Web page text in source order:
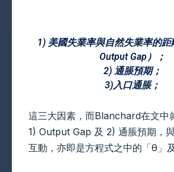
1) 美國失業率與自然失業率的
Output Gap）；
2) 通脹預期；
3)入口通脹；
這三大因素，而Blanchard在文中
1) Output Gap 及 2) 通脹預期，
互動，亦即是方程式之中的「θ 」